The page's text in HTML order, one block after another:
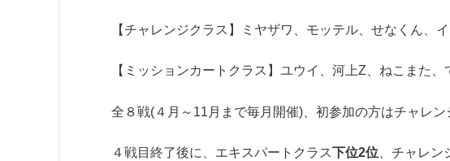
【チャレンジクラス】ミヤザワ、モッテル、せなくん、
【ミッションカートクラス】ユウイ、河上Z、ねこまた
全８戦(４月～11月まで毎月開催)、初参加の方はチャレ
４戦目終了後に、エキスパートクラス下位2位 、チャレン